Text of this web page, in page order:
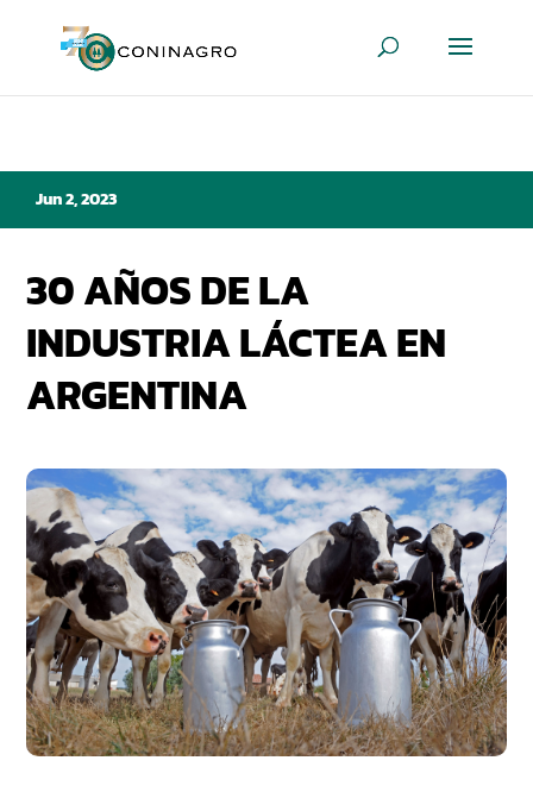
Jun 2, 2023
30 AÑOS DE LA
INDUSTRIA LÁCTEA EN
ARGENTINA